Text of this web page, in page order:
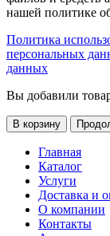
нашей политике
Политика
персональных
данных
Вы добавили
В корзину
Главная
Каталог
Услуги
Доставка и
О компании
Контакты